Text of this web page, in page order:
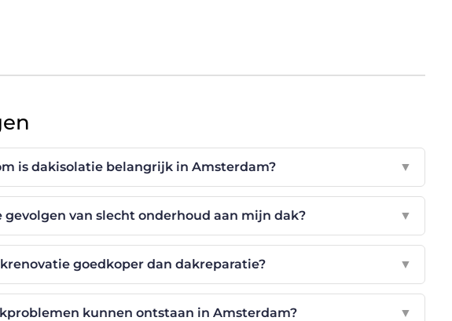
is dakisolatie belangrijk in Amsterdam? ▼
gevolgen van slecht onderhoud aan mijn dak? ▼
goedkoper dan dakreparatie? ▼
kunnen ontstaan in Amsterdam? ▼